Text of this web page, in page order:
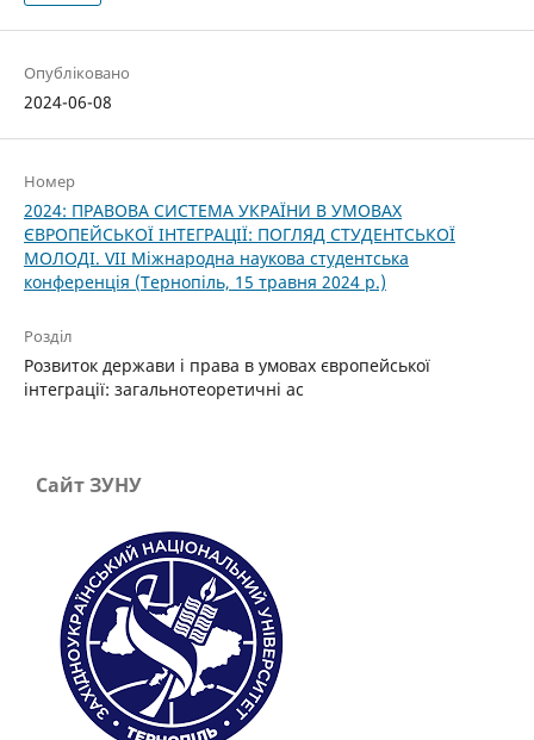
Опубліковано
2024-06-08
Номер
2024: ПРАВОВА СИСТЕМА УКРАЇНИ В УМОВАХ
ЄВРОПЕЙСЬКОЇ ІНТЕГРАЦІЇ: ПОГЛЯД СТУДЕНТСЬКОЇ
МОЛОДІ. VІІ Міжнародна наукова студентська
конференція (Тернопіль, 15 травня 2024 р.)
Розділ
Розвиток держави і права в умовах європейської
інтеграції: загальнотеоретичні ас
Сайт ЗУНУ